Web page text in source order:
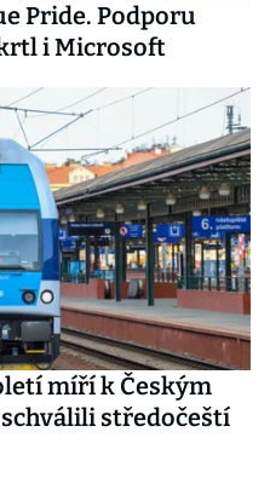
Pride. Podporu
i Microsoft
míří k Českým
středočeští